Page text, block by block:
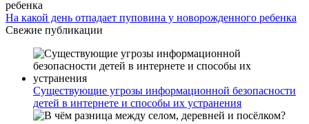
На какой день отпадает пуповина у новорожденного ребенка
Свежие публикации
Существующие угрозы информационной безопасности
детей в интернете и способы их устранения